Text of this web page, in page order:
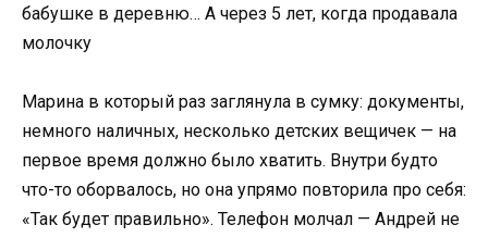
бабушке в деревню… А через 5 лет, когда продавала
молочку
Марина в который раз заглянула в сумку: документы,
немного наличных, несколько детских вещичек — на
первое время должно было хватить. Внутри будто
что-то оборвалось, но она упрямо повторила про себя:
«Так будет правильно». Телефон молчал — Андрей не